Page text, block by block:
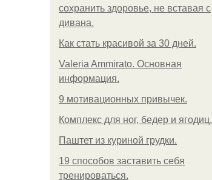
сохранить здоровье, не вставая с
дивана.
Как стать красивой за 30 дней.
Valeria Ammirato. Основная
информация.
9 мотивационных привычек.
Комплекс для ног, бедер и ягодиц.
Паштет из куриной грудки.
19 способов заставить себя
тренироваться.